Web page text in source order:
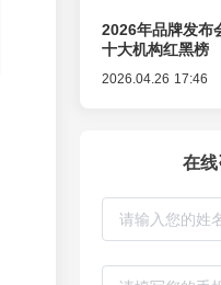
2026年品牌发布
十大机构红黑榜
2026.04.26 17:46
在